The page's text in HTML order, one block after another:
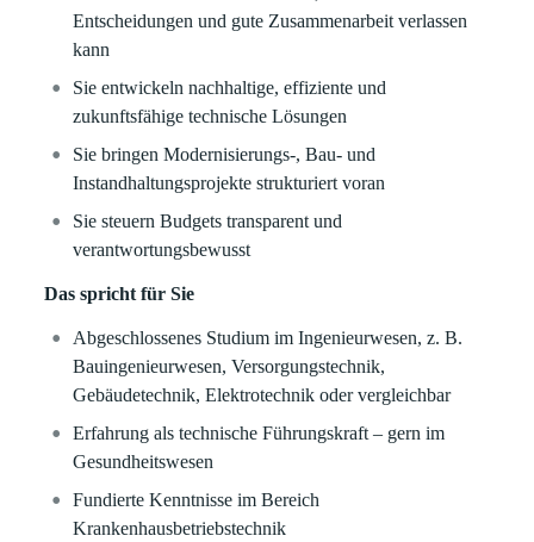
Entscheidungen und gute Zusammenarbeit verlassen
kann
Sie entwickeln nachhaltige, effiziente und
zukunftsfähige technische Lösungen
Sie bringen Modernisierungs-, Bau- und
Instandhaltungsprojekte strukturiert voran
Sie steuern Budgets transparent und
verantwortungsbewusst
Das spricht für Sie
Abgeschlossenes Studium im Ingenieurwesen, z. B.
Bauingenieurwesen, Versorgungstechnik,
Gebäudetechnik, Elektrotechnik oder vergleichbar
Erfahrung als technische Führungskraft – gern im
Gesundheitswesen
Fundierte Kenntnisse im Bereich
Krankenhausbetriebstechnik